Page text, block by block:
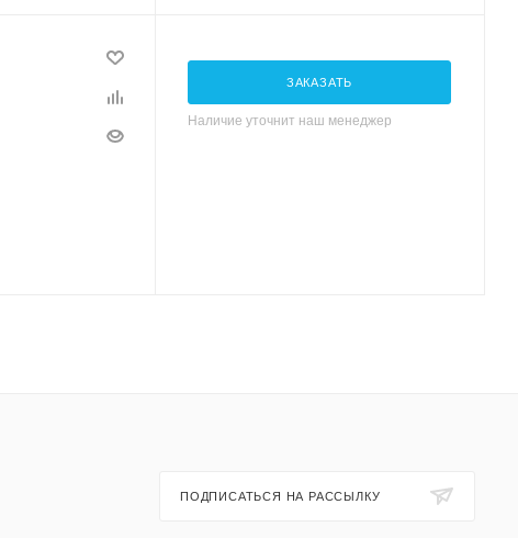
ЗАКАЗАТЬ
Наличие уточнит наш менеджер
ПОДПИСАТЬСЯ НА РАССЫЛКУ